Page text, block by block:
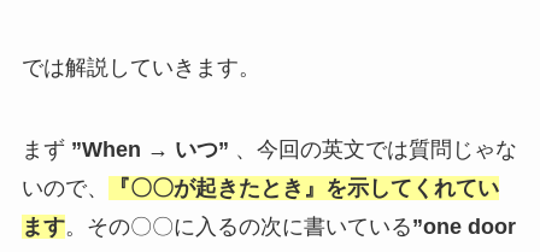
では解説していきます。
まず ”When → いつ” 、今回の英文では質問じゃな
いので、
『〇〇が起きたとき』を示してくれてい
ます。その〇〇に入るの次に書いている”one door